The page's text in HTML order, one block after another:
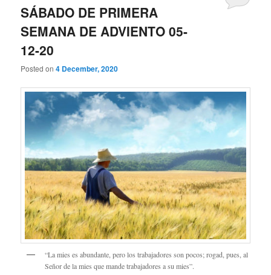
SÁBADO DE PRIMERA
SEMANA DE ADVIENTO 05-
12-20
Posted on4 December, 2020
“La mies es abundante, pero los trabajadores son pocos; rogad, pues, al
Señor de la mies que mande trabajadores a su mies”.